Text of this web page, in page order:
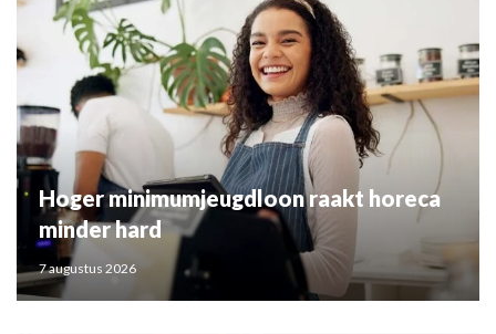
Hoger minimumjeugdloon raakt horeca
minder hard
7 augustus 2026